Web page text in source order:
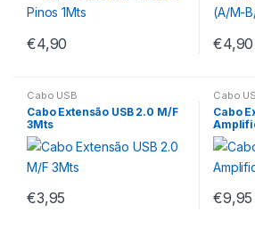
€4,90 €4,90
Cabo USB
Cabo Extensão USB 2.0 M/F
3Mts
€3,95
Cabo
Cabo
€9,95